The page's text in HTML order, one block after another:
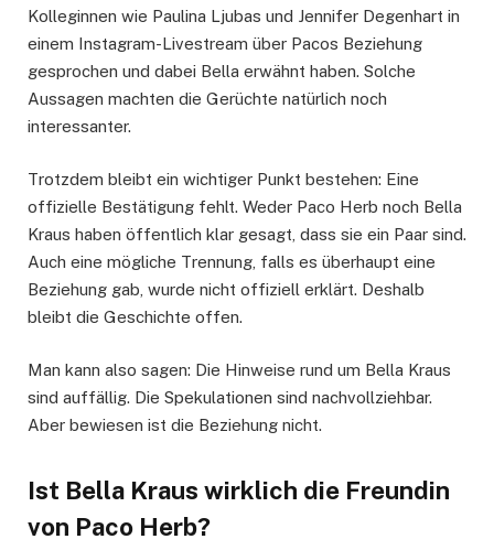
Kolleginnen wie Paulina Ljubas und Jennifer Degenhart in
einem Instagram-Livestream über Pacos Beziehung
gesprochen und dabei Bella erwähnt haben. Solche
Aussagen machten die Gerüchte natürlich noch
interessanter.
Trotzdem bleibt ein wichtiger Punkt bestehen: Eine
offizielle Bestätigung fehlt. Weder Paco Herb noch Bella
Kraus haben öffentlich klar gesagt, dass sie ein Paar sind.
Auch eine mögliche Trennung, falls es überhaupt eine
Beziehung gab, wurde nicht offiziell erklärt. Deshalb
bleibt die Geschichte offen.
Man kann also sagen: Die Hinweise rund um Bella Kraus
sind auffällig. Die Spekulationen sind nachvollziehbar.
Aber bewiesen ist die Beziehung nicht.
Ist Bella Kraus wirklich die Freundin
von Paco Herb?